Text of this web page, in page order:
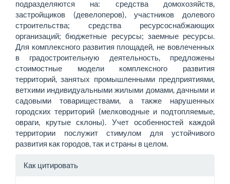
подразделяются на: средства домохозяйств,
застройщиков (девелоперов), участников долевого
строительства; средства ресурсоснабжающих
организаций; бюджетные ресурсы; заемные ресурсы.
Для комплексного развития площадей, не вовлеченных
в градостроительную деятельность, предложены
стоимостные модели комплексного развития
территорий, занятых промышленными предприятиями,
ветхими индивидуальными жилыми домами, дачными и
садовыми товариществами, а также нарушенных
городских территорий (мелководные и подтопля­емые,
овраги, крутые склоны). Учет особенностей каждой
территории послужит стимулом для устойчивого
развития как городов, так и страны в целом.
Информация
Как цитировать